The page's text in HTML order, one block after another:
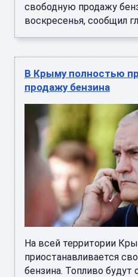
свободную продажу
воскресенья, сообщил
В Крыму полностью
продажу бензина
На всей территории
приостанавливается
бензина. Топливо будут